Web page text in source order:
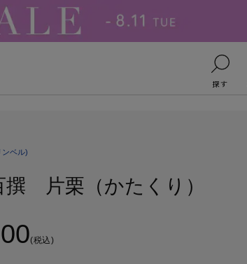
探す
ンベル)
撰 片栗（かたくり）
(税込)